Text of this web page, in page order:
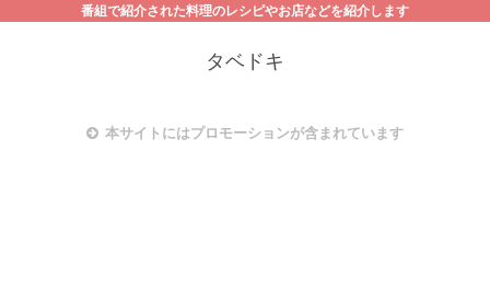
番組で紹介された料理のレシピやお店などを紹介します
タベドキ
本サイトにはプロモーションが含まれています